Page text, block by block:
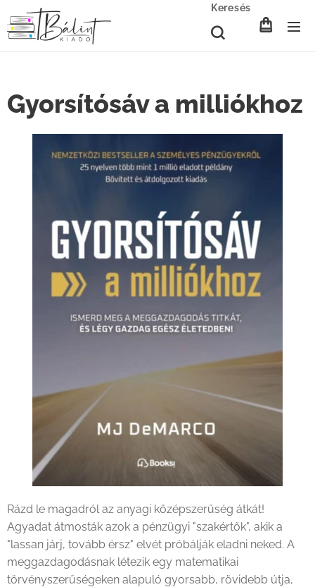
Keresés
Gyorsítósáv a milliókhoz
Rázd le magadról az anyagi középszerűség átkát!
Agyadat átmosták azok a pénzügyi "szakértők", akik a
"lassan járj, tovább érsz" elvét próbálják eladni neked. A
meggazdagodásnak létezik egy matematikai
törvényszerűségeken alapuló gyorsabb, rövidebb útja,